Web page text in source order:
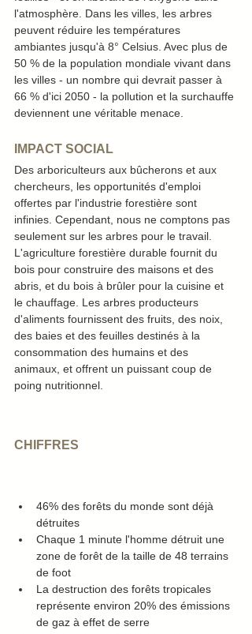
l'atmosphère. Dans les villes, les arbres
peuvent réduire les températures
ambiantes jusqu'à 8° Celsius. Avec plus de
50 % de la population mondiale vivant dans
les villes - un nombre qui devrait passer à
66 % d'ici 2050 - la pollution et la surchauffe
deviennent une véritable menace.
IMPACT SOCIAL
Des arboriculteurs aux bûcherons et aux
chercheurs, les opportunités d'emploi
offertes par l'industrie forestière sont
infinies. Cependant, nous ne comptons pas
seulement sur les arbres pour le travail.
L'agriculture forestière durable fournit du
bois pour construire des maisons et des
abris, et du bois à brûler pour la cuisine et
le chauffage. Les arbres producteurs
d'aliments fournissent des fruits, des noix,
des baies et des feuilles destinés à la
consommation des humains et des
animaux, et offrent un puissant coup de
poing nutritionnel.
CHIFFRES
46% des forêts du monde sont déjà
détruites
Chaque 1 minute l'homme détruit une
zone de forêt de la taille de 48 terrains
de foot
La destruction des forêts tropicales
représente environ 20% des émissions
de gaz à effet de serre